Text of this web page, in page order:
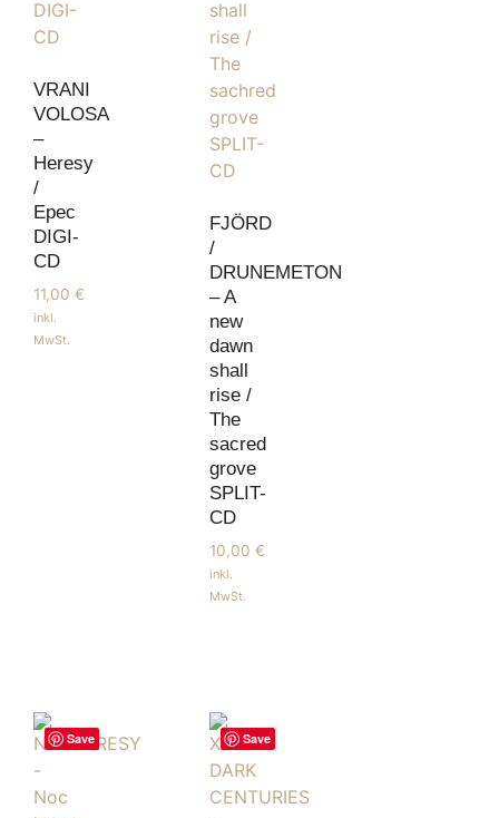
VRANI
VOLOSA
–
Heresy
/
Epec
DIGI-
CD
11,00 €
inkl.
MwSt.
FJÖRD
/
DRUNEMETON
– A
new
dawn
shall
rise /
The
sacred
grove
SPLIT-
CD
10,00€
inkl.
MwSt.
Save Save